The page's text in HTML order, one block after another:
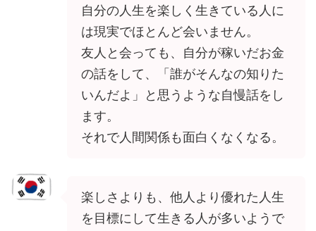
自分の人生を楽しく生きている人に
は現実でほとんど会いません。
友人と会っても、自分が稼いだお金
の話をして、「誰がそんなの知りた
いんだよ」と思うような自慢話をし
ます。
それで人間関係も面白くなくなる。
楽しさよりも、他人より優れた人生
を目標にして生きる人が多いようで